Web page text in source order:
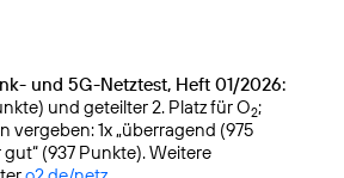
und 5G-Netztest, Heft 01/2026:
und geteilter 2. Platz für O2;
vergeben: 1x „überragend (975
gut“ (937 Punkte). Weitere